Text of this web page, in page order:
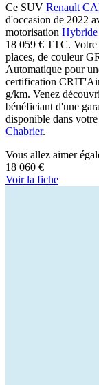
Ce SUV Renault
d'occasion de 2022
motorisation Hybride
18 059 € TTC. Votre
places, de couleur
Automatique pour
certification CRIT'Air
g/km. Venez
bénéficiant d'une
disponible dans
Chabrier.
Vous allez aimer
18 060 €
Voirla fiche